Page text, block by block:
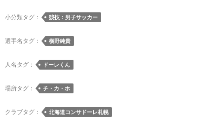
開
法・
小分類タグ： 競技：男子サッカー
選手名タグ： 横野純貴
人名タグ： ドーレくん
場所タグ： チ・カ・ホ
クラブタグ： 北海道コンサドーレ札幌